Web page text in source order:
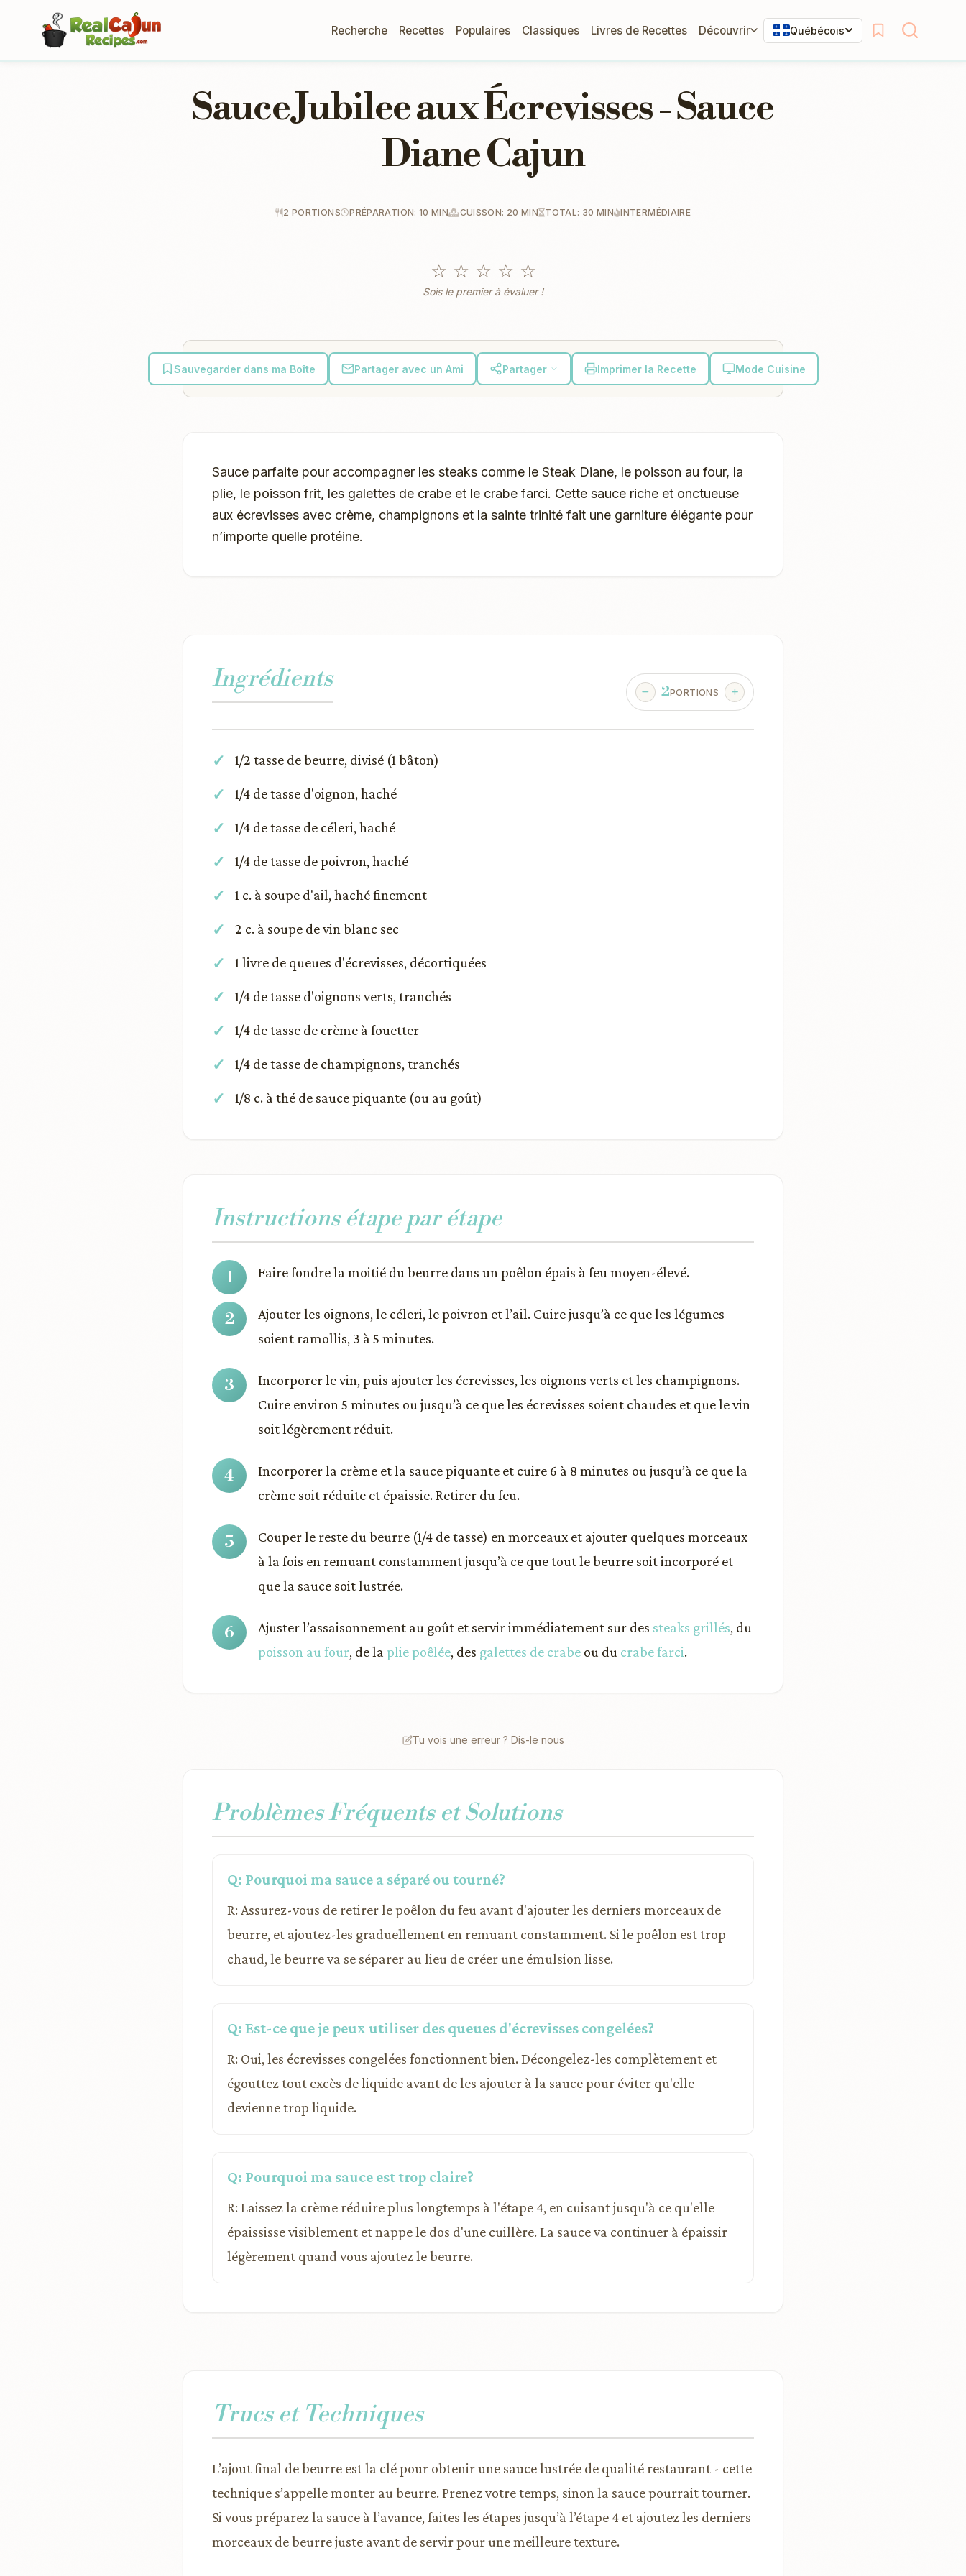
Recherche Recettes Populaires Classiques Livres de Recettes Découvrir Québécois
Sauce Jubilee aux Écrevisses - Sauce
Diane Cajun
2 PORTIONS PRÉPARATION: 10 MIN CUISSON: 20 MIN TOTAL: 30 MIN INTERMÉDIAIRE
☆ ☆ ☆ ☆ ☆
Sois le premier à évaluer !
Sauvegarder dans ma Boîte Partager avec un Ami Partager Imprimer la Recette Mode Cuisine
Sauce parfaite pour accompagner les steaks comme le Steak Diane, le poisson au four, la
plie, le poisson frit, les galettes de crabe et le crabe farci. Cette sauce riche et onctueuse
aux écrevisses avec crème, champignons et la sainte trinité fait une garniture élégante pour
n’importe quelle protéine.
Ingrédients 2PORTIONS
1/2 tasse de beurre, divisé (1 bâton)
1/4 de tasse d'oignon, haché
1/4 de tasse de céleri, haché
1/4 de tasse de poivron, haché
1 c. à soupe d'ail, haché finement
2 c. à soupe de vin blanc sec
1 livre de queues d'écrevisses, décortiquées
1/4 de tasse d'oignons verts, tranchés
1/4 de tasse de crème à fouetter
1/4 de tasse de champignons, tranchés
1/8 c. à thé de sauce piquante (ou au goût)
Instructions étape par étape
Faire fondre la moitié du beurre dans un poêlon épais à feu moyen-élevé.
Ajouter les oignons, le céleri, le poivron et l’ail. Cuire jusqu’à ce que les légumes
soient ramollis, 3 à 5 minutes.
Incorporer le vin, puis ajouter les écrevisses, les oignons verts et les champignons.
Cuire environ 5 minutes ou jusqu’à ce que les écrevisses soient chaudes et que le vin
soit légèrement réduit.
Incorporer la crème et la sauce piquante et cuire 6 à 8 minutes ou jusqu’à ce que la
crème soit réduite et épaissie. Retirer du feu.
Couper le reste du beurre (1/4 de tasse) en morceaux et ajouter quelques morceaux
à la fois en remuant constamment jusqu’à ce que tout le beurre soit incorporé et
que la sauce soit lustrée.
Ajuster l’assaisonnement au goût et servir immédiatement sur des steaks grillés, du
poisson au four, de la plie poêlée, des galettes de crabe ou du crabe farci.
Tu vois une erreur ? Dis-le nous
Problèmes Fréquents et Solutions
Q: Pourquoi ma sauce a séparé ou tourné?
R: Assurez-vous de retirer le poêlon du feu avant d'ajouter les derniers morceaux de
beurre, et ajoutez-les graduellement en remuant constamment. Si le poêlon est trop
chaud, le beurre va se séparer au lieu de créer une émulsion lisse.
Q: Est-ce que je peux utiliser des queues d'écrevisses congelées?
R: Oui, les écrevisses congelées fonctionnent bien. Décongelez-les complètement et
égouttez tout excès de liquide avant de les ajouter à la sauce pour éviter qu'elle
devienne trop liquide.
Q: Pourquoi ma sauce est trop claire?
R: Laissez la crème réduire plus longtemps à l'étape 4, en cuisant jusqu'à ce qu'elle
épaississe visiblement et nappe le dos d'une cuillère. La sauce va continuer à épaissir
légèrement quand vous ajoutez le beurre.
Trucs et Techniques
L’ajout final de beurre est la clé pour obtenir une sauce lustrée de qualité restaurant - cette
technique s’appelle monter au beurre. Prenez votre temps, sinon la sauce pourrait tourner.
Si vous préparez la sauce à l’avance, faites les étapes jusqu’à l’étape 4 et ajoutez les derniers
morceaux de beurre juste avant de servir pour une meilleure texture.